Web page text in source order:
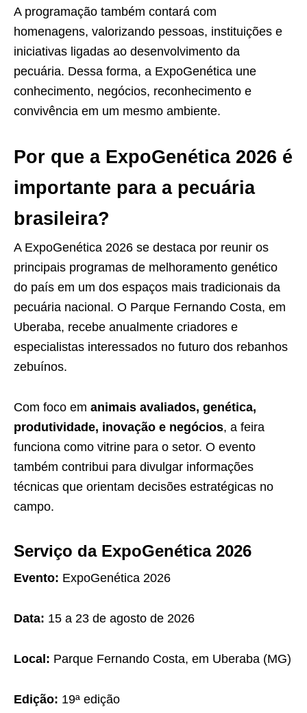
A programação também contará com
homenagens, valorizando pessoas, instituições e
iniciativas ligadas ao desenvolvimento da
pecuária. Dessa forma, a ExpoGenética une
conhecimento, negócios, reconhecimento e
convivência em um mesmo ambiente.
Por que a ExpoGenética 2026 é
importante para a pecuária
brasileira?
A ExpoGenética 2026 se destaca por reunir os
principais programas de melhoramento genético
do país em um dos espaços mais tradicionais da
pecuária nacional. O Parque Fernando Costa, em
Uberaba, recebe anualmente criadores e
especialistas interessados no futuro dos rebanhos
zebuínos.
Com foco em animais avaliados, genética,
produtividade, inovação e negócios, a feira
funciona como vitrine para o setor. O evento
também contribui para divulgar informações
técnicas que orientam decisões estratégicas no
campo.
Serviço da ExpoGenética 2026
Evento: ExpoGenética 2026
Data: 15 a 23 de agosto de 2026
Local: Parque Fernando Costa, em Uberaba (MG)
Edição: 19ª edição